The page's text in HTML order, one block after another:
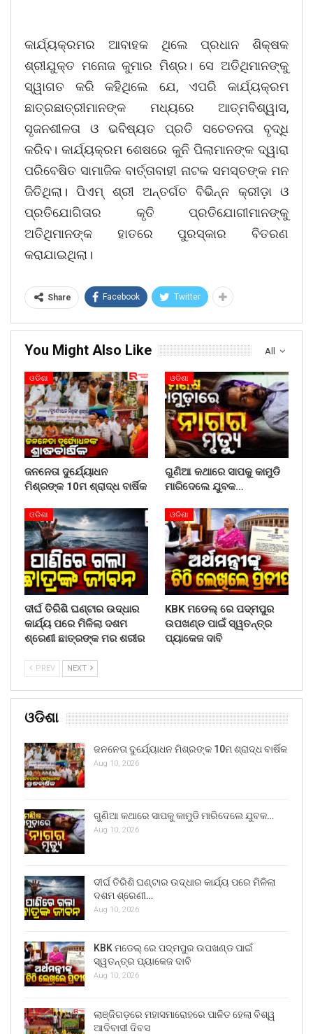
କାର୍ଯ୍ୟକ୍ରମର ଆବାହକ ଥିଲେ ପ୍ରଧାନ ଶିକ୍ଷକ
ଶ୍ରୀଯୁକ୍ତ ମନୋଜ କୁମାର ମିଶ୍ର। ସେ ଅତିଥିମାନଙ୍କୁ
ସ୍ୱାଗତ କରି କହିଥିଲେ ଯେ, ଏପରି କାର୍ଯ୍ୟକ୍ରମ
ଛାତ୍ରଛାତ୍ରୀମାନଙ୍କ ମଧ୍ୟରେ ଆତ୍ମବିଶ୍ୱାସ,
ସୃଜନଶୀଳତା ଓ ଭବିଷ୍ୟତ ପ୍ରତି ସଚେତନତା ବୃଦ୍ଧି
କରିବ। କାର୍ଯ୍ୟକ୍ରମ ଶେଷରେ କୁନି ପିଲାମାନଙ୍କ ଦ୍ୱାରା
ପରିବେଷିତ ସାମାଜିକ ବାର୍ତ୍ତାବାହୀ ନାଟକ ସମସ୍ତଙ୍କ ମନ
ଜିତିଥିଲା। ପିଏମ୍‌ ଶ୍ରୀ ଅନ୍ତର୍ଗତ ବିଭିନ୍ନ କ୍ରୀଡ଼ା ଓ
ପ୍ରତିଯୋଗିତାର କୃତି ପ୍ରତିଯୋଗୀମାନଙ୍କୁ
ଅତିଥିମାନଙ୍କ ହାତରେ ପୁରସ୍କାର ବିତରଣ
କରାଯାଇଥିଲା।
Share Facebook Twitter
All
You Might Also Like
ଓଡିଶା
ଜନନେତା ଦୁର୍ଯ୍ୟୋଧନ
ମିଶ୍ରଙ୍କ 10ମ ଶ୍ରାଦ୍ଧ ବାର୍ଷିକ
ଓଡିଶା
ଗୁଣିଆ କଥାରେ ସାପକୁ କାମୁଡି
ମାରିଦେଲେ ଯୁବକ…
ଓଡିଶା
ଦୀର୍ଘ ତିରିଶି ଘଣ୍ଟାର ଉଦ୍ଧାର
କାର୍ଯ୍ୟ ପରେ ମିଳିଲା ଦଶମ
ଶ୍ରେଣୀ ଛାତ୍ରଙ୍କ ମର ଶରୀର
ଓଡିଶା
KBK ମଡେଲ୍ ରେ ପଦ୍ମପୁର
ଉପଖଣ୍ଡ ପାଇଁ ସ୍ୱତନ୍ତ୍ର
ପ୍ୟାକେଜ ଦାବି
PREV NEXT
ଓଡିଶା
ଜନନେତା ଦୁର୍ଯ୍ୟୋଧନ ମିଶ୍ରଙ୍କ 10ମ ଶ୍ରାଦ୍ଧ ବାର୍ଷିକ
Aug 10, 2026
ଗୁଣିଆ କଥାରେ ସାପକୁ କାମୁଡି ମାରିଦେଲେ ଯୁବକ…
Aug 10, 2026
ଦୀର୍ଘ ତିରିଶି ଘଣ୍ଟାର ଉଦ୍ଧାର କାର୍ଯ୍ୟ ପରେ ମିଳିଲା
ଦଶମ ଶ୍ରେଣୀ…
Aug 10, 2026
KBK ମଡେଲ୍ ରେ ପଦ୍ମପୁର ଉପଖଣ୍ଡ ପାଇଁ
ସ୍ୱତନ୍ତ୍ର ପ୍ୟାକେଜ ଦାବି
Aug 10, 2026
ଲାଞ୍ଜିଗଡ଼ରେ ମହାସମାରୋହରେ ପାଳିତ ହେଲା ବିଶ୍ୱ
ଆଦିବାସୀ ଦିବସ